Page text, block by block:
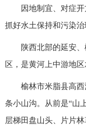
因地制宜、对症
抓好水土保持和污染治
陕西北部的延安
区，是黄河上中游地
榆林市米脂县高
条小山沟。从前是“山
层梯田盘山头、片片